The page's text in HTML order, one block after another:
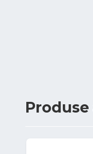
Produse